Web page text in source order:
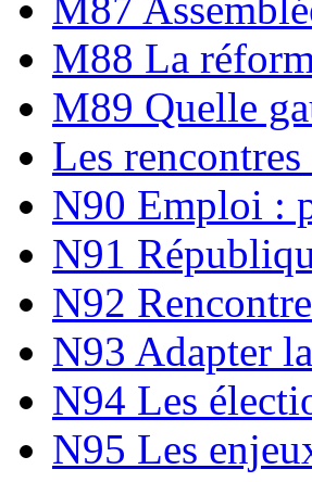
M88 La
M89 Quelle
Les
N90 Emploi :
N91
N92
N93 Adapter
N94 Les
N95 Les